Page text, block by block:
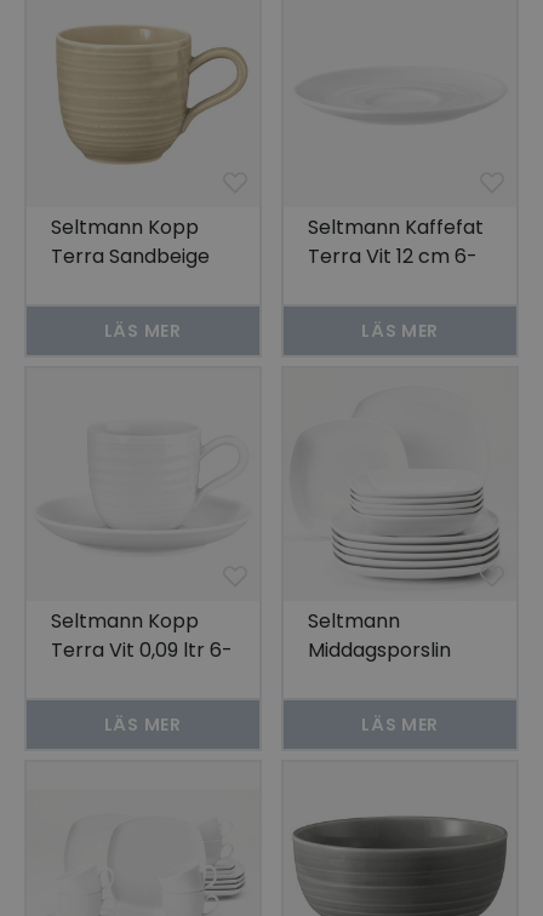
Seltmann Kopp
Terra Sandbeige
LÄS MER
Seltmann Kaffefat
Terra Vit 12 cm 6-
LÄS MER
Seltmann Kopp
Terra Vit 0,09 ltr 6-
LÄS MER
Seltmann
Middagsporslin
12 delar
LÄS MER